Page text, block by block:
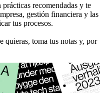
recomendadas y te
gestión financiera y las
tus procesos.
quieras, toma tus notas y, por